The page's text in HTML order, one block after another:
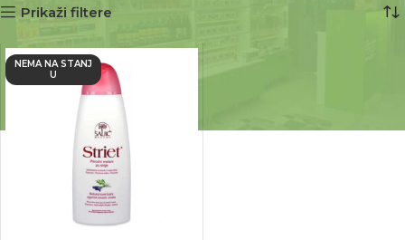
Prikaži filtere
NEMA NA STANJ
U